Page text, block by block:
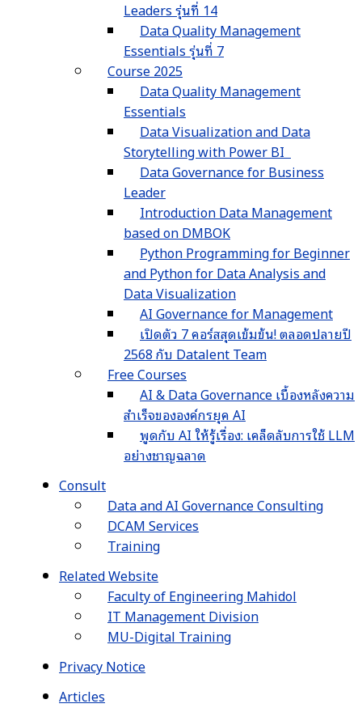
Leaders รุ่นที่ 14
Data Quality Management
Essentials รุ่นที่ 7
Course 2025
Data Quality Management
Essentials
Data Visualization and Data
Storytelling with Power BI
Data Governance for Business
Leader
Introduction Data Management
based on DMBOK
Python Programming for Beginner
and Python for Data Analysis and
Data Visualization
AI Governance for Management
เปิดตัว 7 คอร์สสุดเข้มข้น! ตลอดปลายปี
2568 กับ Datalent Team
Free Courses
AI & Data Governance เบื้องหลังความ
สำเร็จขององค์กรยุค AI
พูดกับ AI ให้รู้เรื่อง: เคล็ดลับการใช้ LLM
อย่างชาญฉลาด
Consult
Data and AI Governance Consulting
DCAM Services
Training
Related Website
Faculty of Engineering Mahidol
IT Management Division
MU-Digital Training
Privacy Notice
Articles